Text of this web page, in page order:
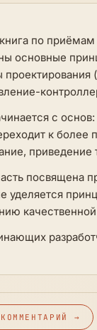
книга по
основные
с
к более
приведение
посвящена
уделяется
→